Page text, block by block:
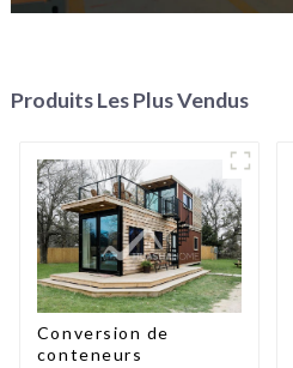
Produits Les Plus Vendus
Conversion de
conteneurs